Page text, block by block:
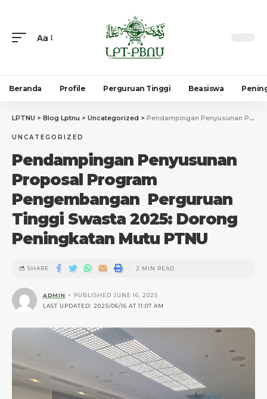
Aa
Beranda Profile Perguruan Tinggi Beasiswa
LPTNU > Blog Lptnu > Uncategorized > Pendampingan Penyusunan Proposal Program Pengembangan Perguruan Tinggi Swasta 2025: Dorong Peningkatan Mutu PTNU
UNCATEGORIZED
Pendampingan Penyusunan
Proposal Program
Pengembangan Perguruan
Tinggi Swasta 2025: Dorong
Peningkatan Mutu PTNU
LAST UPDATED: 2025/06/16 AT 11:07 AM
ADMIN PUBLISHED JUNE 16, 2025
SHARE 2 MIN READ